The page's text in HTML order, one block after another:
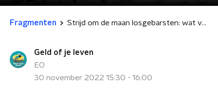
Fragmenten Strijd om de maan losgebarsten: wat valt er te halen?
Geld of je leven
EO
30 november 2022 15:30 - 16:00